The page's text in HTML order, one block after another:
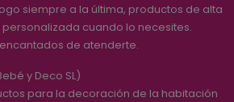
siempre a la última, productos de alta
cuando lo necesites.
de atenderte.
y Deco SL)
para la decoración de la habitación